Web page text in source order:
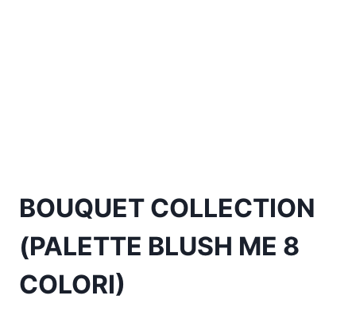
BOUQUET COLLECTION
(PALETTE BLUSH ME 8
COLORI)